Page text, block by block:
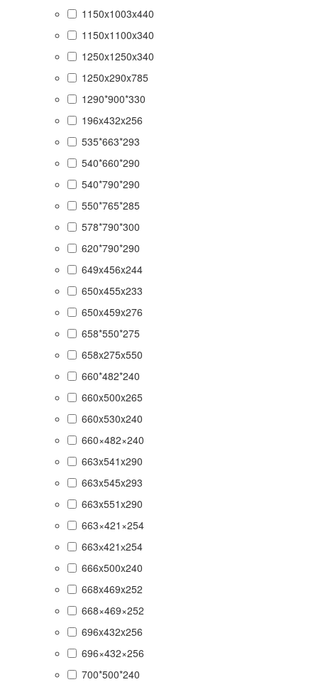
1150x1003x440
1150x1100x340
1250x1250x340
1250x290x785
1290*900*330
196x432x256
535*663*293
540*660*290
540*790*290
550*765*285
578*790*300
620*790*290
649x456x244
650x455x233
650x459x276
658*550*275
658x275x550
660*482*240
660x500x265
660x530x240
660×482×240
663x541x290
663x545x293
663x551x290
663×421×254
663х421х254
666x500x240
668x469x252
668×469×252
696x432x256
696×432×256
700*500*240